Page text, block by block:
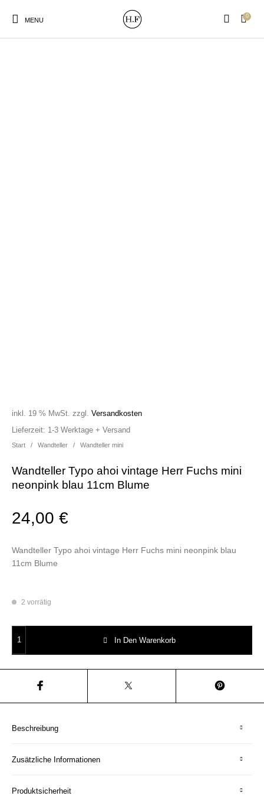
MENU
0
Start / Wandteller / Wandteller mini
Wandteller Typo ahoi vintage Herr Fuchs mini
neonpink blau 11cm Blume
24,00€
inkl. 19 % MwSt. zzgl.Versandkosten
Wandteller Typo ahoi vintage Herr Fuchs mini neonpink blau
11cm Blume
Lieferzeit: 1-3 Werktage + Versand
2 vorrätig
In Den Warenkorb
Beschreibung
Zusätzliche Informationen
Produktsicherheit